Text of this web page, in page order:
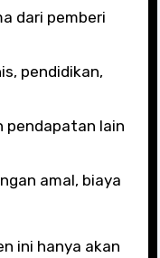
dari pemberi
pendidikan,
pendapatan lain
amal, biaya
ini hanya akan